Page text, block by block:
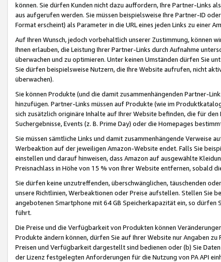
können. Sie dürfen Kunden nicht dazu auffordern, Ihre Partner-Links
aus aufgerufen werden. Sie müssen beispielsweise Ihre Partner-ID
Format erscheint) als Parameter in die URL eines jeden Links zu einer
Auf Ihren Wunsch, jedoch vorbehaltlich unserer Zustimmung, können
Ihnen erlauben, die Leistung Ihrer Partner-Links durch Aufnahme
überwachen und zu optimieren. Unter keinen Umständen dürfen Sie
Sie dürfen beispielsweise Nutzern, die Ihre Website aufrufen, nicht
überwachen).
Sie können Produkte (und die damit zusammenhängenden Partner-
hinzufügen. Partner-Links müssen auf Produkte (wie im
sich zusätzlich originäre Inhalte auf Ihrer Website befinden, die für
Suchergebnisse, Events (z. B. Prime Day) oder die Homepages
Sie müssen sämtliche Links und damit zusammenhängende
Werbeaktion auf der jeweiligen Amazon-Website endet. Falls Sie
einstellen und darauf hinweisen, dass Amazon auf ausgewählte
Preisnachlass in Höhe von 15 % von Ihrer Website entfernen, sobald
Sie dürfen keine unzutreffenden, überschwänglichen, täuschenden
unsere Richtlinien, Werbeaktionen oder Preise aufstellen. Stellen Sie
angebotenen Smartphone mit 64 GB Speicherkapazität ein, so dürfen
führt.
Die Preise und die Verfügbarkeit von Produkten können
Produkte ändern können, dürfen Sie auf Ihrer Website nur Angaben
Preisen und Verfügbarkeit dargestellt sind bedienen oder (b) Sie
der Lizenz festgelegten Anforderungen für die Nutzung von PA API